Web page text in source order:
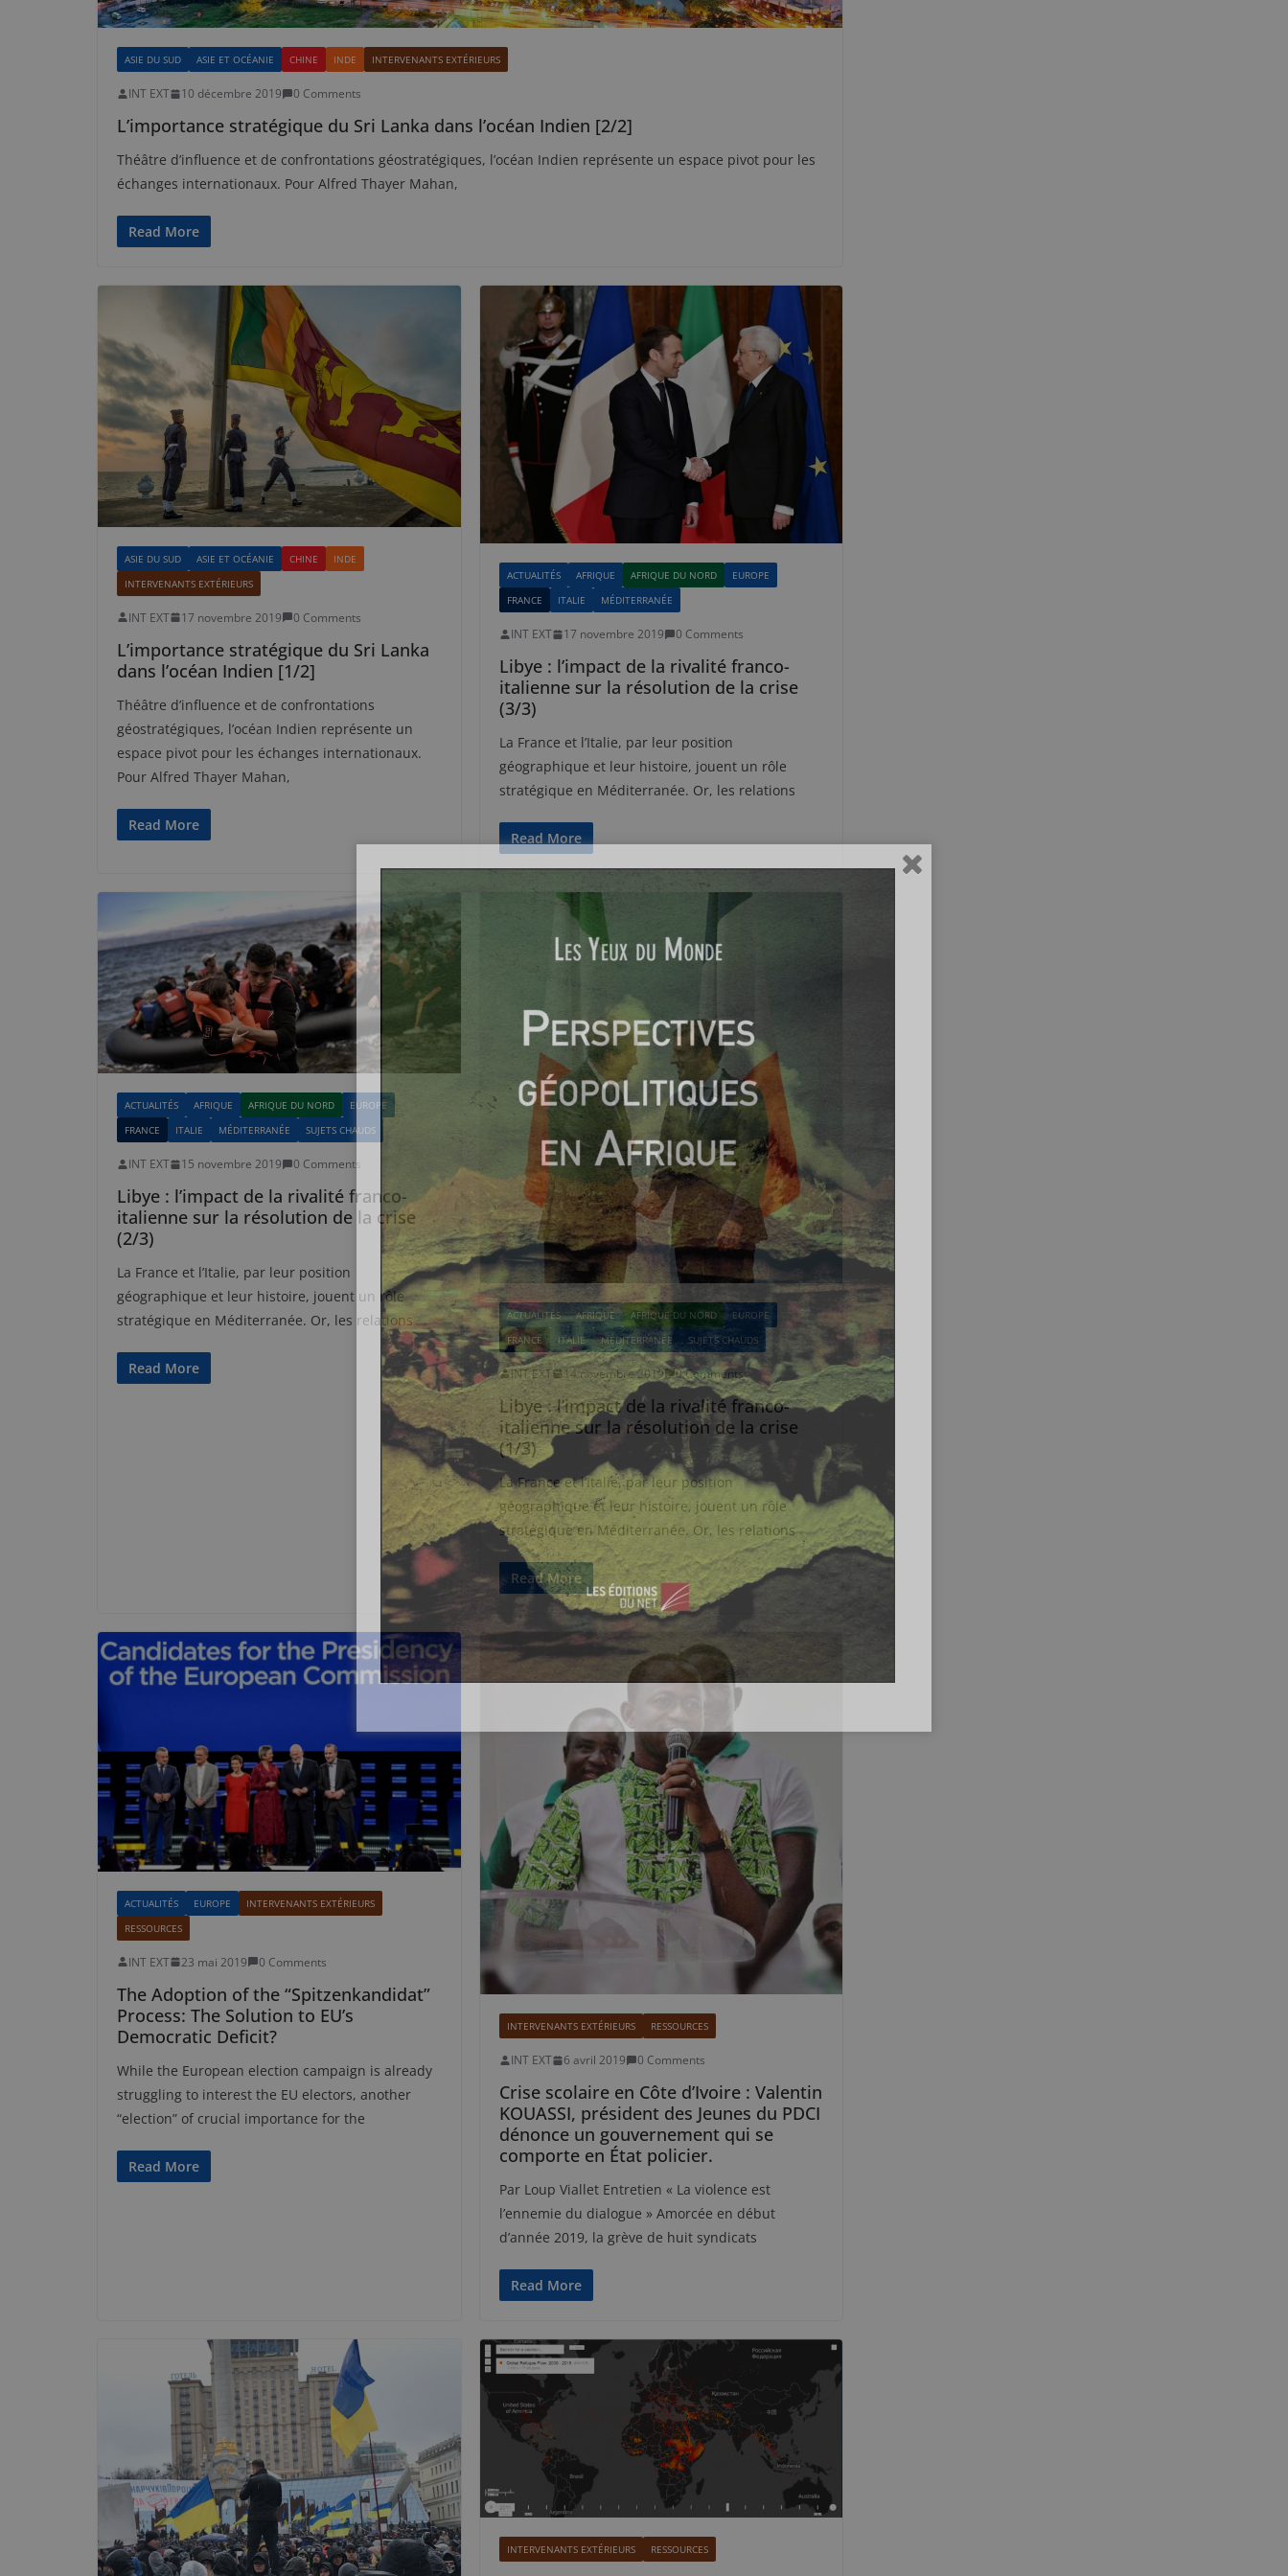
ASIE DU SUD ASIE ET OCÉANIE CHINE INDE INTERVENANTS EXTÉRIEURS
INT EXT 10 décembre 2019 0 Comments
L’importance stratégique du Sri Lanka dans l’océan Indien [2/2]
Théâtre d’influence et de confrontations géostratégiques, l’océan Indien représente un espace pivot pour les
échanges internationaux. Pour Alfred Thayer Mahan,
Read More
ASIE DU SUD ASIE ET OCÉANIE CHINE
INDE
INTERVENANTS EXTÉRIEURS
INT EXT 17 novembre 2019 0 Comments
L’importance stratégique du Sri Lanka
dans l’océan Indien [1/2]
Théâtre d’influence et de confrontations
géostratégiques, l’océan Indien représente un
espace pivot pour les échanges internationaux.
Pour Alfred Thayer Mahan,
Read More
ACTUALITÉS AFRIQUE AFRIQUE DU NORD
EUROPE
FRANCE
ITALIE MÉDITERRANÉE
INT EXT 17 novembre 2019 0 Comments
Libye : l’impact de la rivalité franco-
italienne sur la résolution de la crise
(3/3)
La France et l’Italie, par leur position
géographique et leur histoire, jouent un rôle
stratégique en Méditerranée. Or, les relations
Read More
ACTUALITÉS AFRIQUE AFRIQUE DU NORD
EUROPE
FRANCE
ITALIE MÉDITERRANÉE SUJETS CHAUDS
INT EXT 15 novembre 2019 0 Comments
Libye : l’impact de la rivalité franco-
italienne sur la résolution de la crise
(2/3)
La France et l’Italie, par leur position
géographique et leur histoire, jouent un rôle
stratégique en Méditerranée. Or, les relations
Read More
ACTUALITÉS AFRIQUE AFRIQUE DU NORD
EUROPE
FRANCE
ITALIE MÉDITERRANÉE SUJETS CHAUDS
INT EXT 14 novembre 2019 0 Comments
Libye : l’impact de la rivalité franco-
italienne sur la résolution de la crise
(1/3)
La France et l’Italie, par leur position
géographique et leur histoire, jouent un rôle
stratégique en Méditerranée. Or, les relations
Read More
ACTUALITÉS EUROPE
INTERVENANTS EXTÉRIEURS
RESSOURCES
INT EXT 23 mai 2019 0 Comments
The Adoption of the “Spitzenkandidat”
Process: The Solution to EU’s
Democratic Deficit?
While the European election campaign is already
struggling to interest the EU electors, another
“election” of crucial importance for the
Read More
INTERVENANTS EXTÉRIEURS RESSOURCES
INT EXT 6 avril 2019 0 Comments
Crise scolaire en Côte d’Ivoire : Valentin
KOUASSI, président des Jeunes du PDCI
dénonce un gouvernement qui se
comporte en État policier.
Par Loup Viallet Entretien « La violence est
l’ennemie du dialogue » Amorcée en début
d’année 2019, la grève de huit syndicats
Read More
INTERVENANTS EXTÉRIEURS RESSOURCES